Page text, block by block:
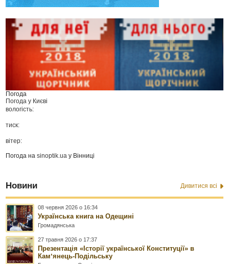
Погода
Погода у Києві
вологість:
тиск:
вітер:
Погода наsinoptik.ua у Вінниці
Новини Дивитися всі
08 червня 2026 о 16:34
Українська книга на Одещині
Громадянська
27 травня 2026 о 17:37
Презентація «Історії української Конституції» в
Камʼянець-Подільську